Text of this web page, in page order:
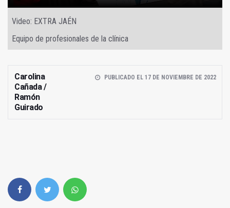
Video: EXTRA JAÉN
Equipo de profesionales de la clínica
Carolina
Cañada /
Ramón
Guirado
PUBLICADO EL 17 DE NOVIEMBRE DE 2022